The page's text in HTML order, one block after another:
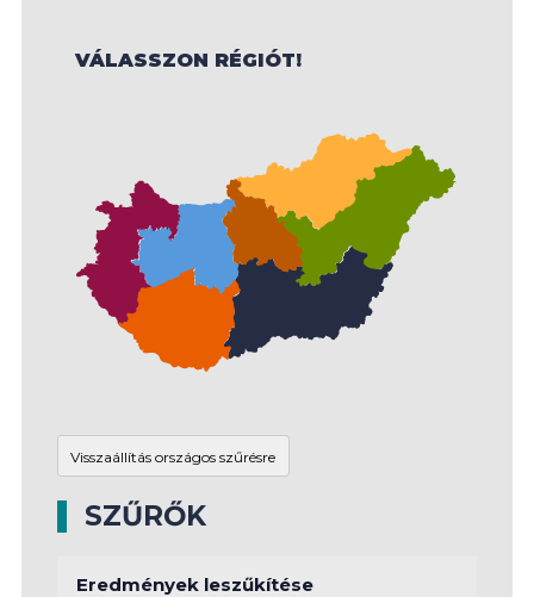
VÁLASSZON RÉGIÓT!
SZŰRŐK
Eredmények leszűkítése